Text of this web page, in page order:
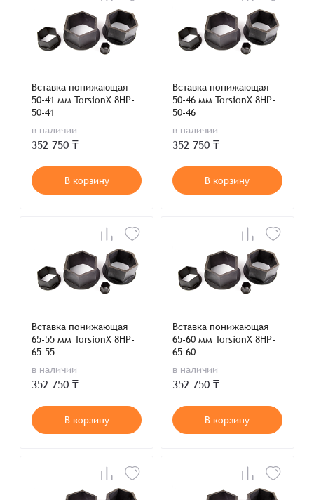
Вставка понижающая
50-41 мм TorsionX 8HP-
50-41
в наличии
352 750 ₸
В корзину
Вставка понижающая
50-46 мм TorsionX 8HP-
50-46
в наличии
352 750 ₸
В корзину
Вставка понижающая
65-55 мм TorsionX 8HP-
65-55
в наличии
352 750 ₸
В корзину
Вставка понижающая
65-60 мм TorsionX 8HP-
65-60
в наличии
352 750 ₸
В корзину